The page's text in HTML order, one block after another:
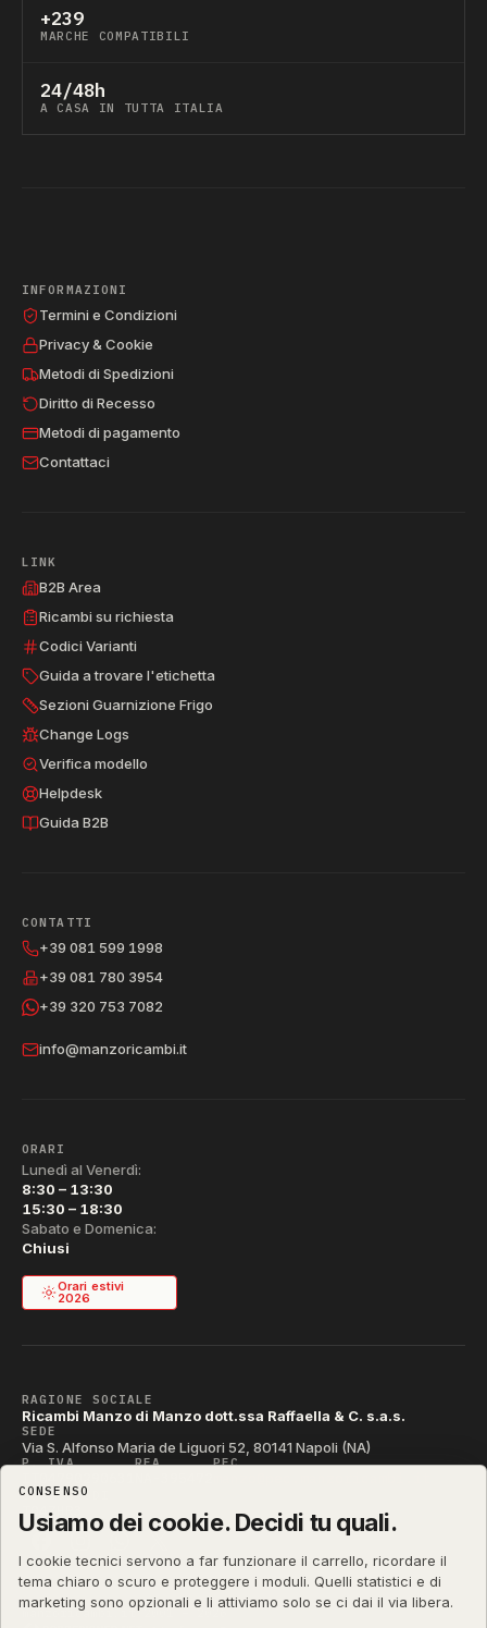
+239
MARCHE COMPATIBILI
24/48h
A CASA IN TUTTA ITALIA
INFORMAZIONI
Termini e Condizioni
Privacy & Cookie
Metodi di Spedizioni
Diritto di Recesso
Metodi di pagamento
Contattaci
LINK
B2B Area
Ricambi su richiesta
Codici Varianti
Guida a trovare l'etichetta
Sezioni Guarnizione Frigo
Change Logs
Verifica modello
Helpdesk
Guida B2B
CONTATTI
+39 081 599 1998
+39 081 780 3954
+39 320 753 7082
info@manzoricambi.it
ORARI
Lunedì al Venerdì:
8:30 – 13:30
15:30 – 18:30
Sabato e Domenica:
Chiusi
Orari estivi
2026
RAGIONE SOCIALE
Ricambi Manzo di Manzo dott.ssa Raffaella & C. s.a.s.
SEDE
Via S. Alfonso Maria de Liguori 52, 80141 Napoli (NA)
P. IVA REA PEC
CODICE SDI
T04ZHR3
manzoricambi.it ©
CONSENSO
Usiamo dei cookie. Decidi tu quali.
I cookie tecnici servono a far funzionare il carrello, ricordare il
tema chiaro o scuro e proteggere i moduli. Quelli statistici e di
marketing sono opzionali e li attiviamo solo se ci dai il via libera.